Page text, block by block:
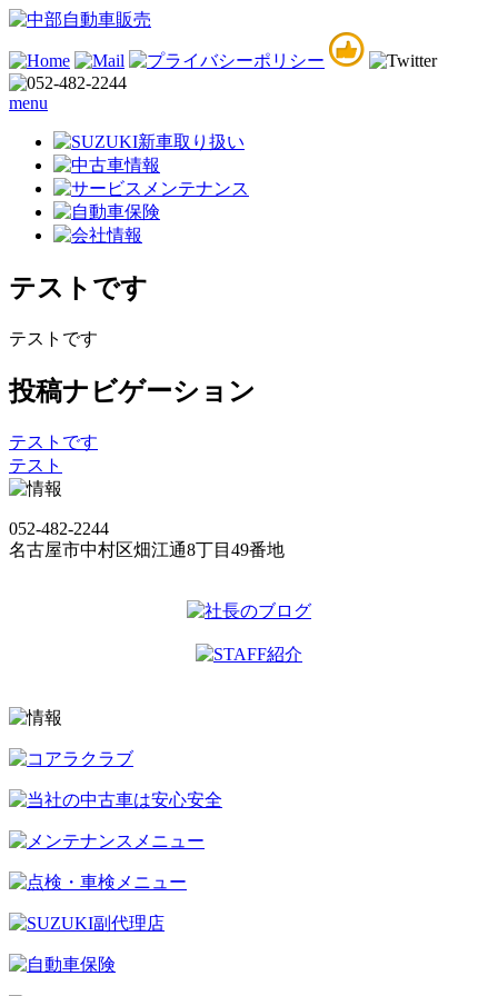
menu
テストです
テストです
投稿ナビゲーション
テストです
テスト
052-482-2244
名古屋市中村区畑江通8丁目49番地